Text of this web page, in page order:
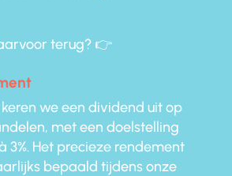
terug? 👉
we een dividend uit op
met een doelstelling
3%. Het precieze rendement
bepaald tijdens onze